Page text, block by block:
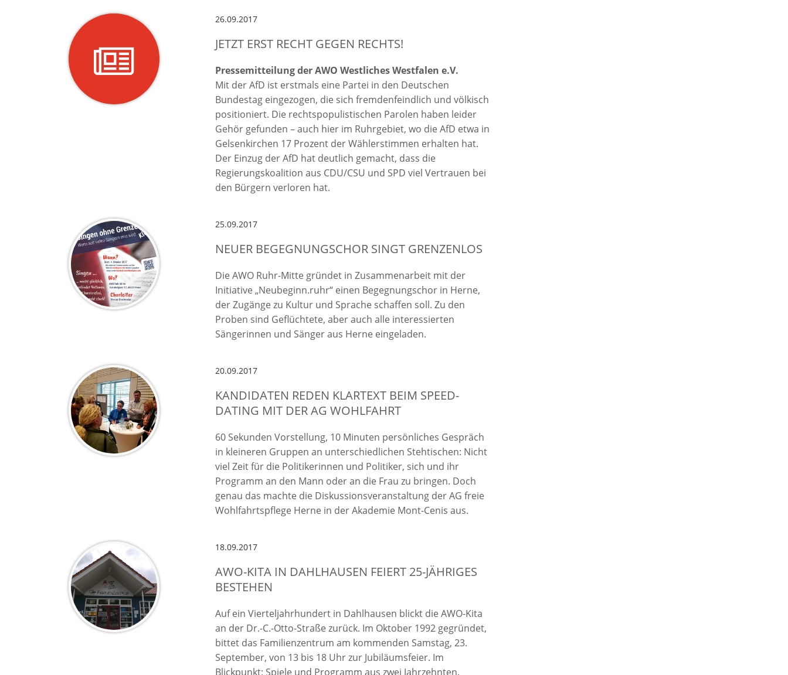
26.09.2017
JETZT ERST RECHT GEGEN RECHTS!
Pressemitteilung der AWO Westliches Westfalen e.V.
Mit der AfD ist erstmals eine Partei in den Deutschen
Bundestag eingezogen, die sich fremdenfeindlich und völkisch
positioniert. Die rechtspopulistischen Parolen haben leider
Gehör gefunden – auch hier im Ruhrgebiet, wo die AfD etwa in
Gelsenkirchen 17 Prozent der Wählerstimmen erhalten hat.
Der Einzug der AfD hat deutlich gemacht, dass die
Regierungskoalition aus CDU/CSU und SPD viel Vertrauen bei
den Bürgern verloren hat.
25.09.2017
NEUER BEGEGNUNGSCHOR SINGT GRENZENLOS
Die AWO Ruhr-Mitte gründet in Zusammenarbeit mit der
Initiative „Neubeginn.ruhr“ einen Begegnungschor in Herne,
der Zugänge zu Kultur und Sprache schaffen soll. Zu den
Proben sind Geflüchtete, aber auch alle interessierten
Sängerinnen und Sänger aus Herne eingeladen.
20.09.2017
KANDIDATEN REDEN KLARTEXT BEIM SPEED-
DATING MIT DER AG WOHLFAHRT
60 Sekunden Vorstellung, 10 Minuten persönliches Gespräch
in kleineren Gruppen an unterschiedlichen Stehtischen: Nicht
viel Zeit für die Politikerinnen und Politiker, sich und ihr
Programm an den Mann oder an die Frau zu bringen. Doch
genau das machte die Diskussionsveranstaltung der AG freie
Wohlfahrtspflege Herne in der Akademie Mont-Cenis aus.
18.09.2017
AWO-KITA IN DAHLHAUSEN FEIERT 25-JÄHRIGES
BESTEHEN
Auf ein Vierteljahrhundert in Dahlhausen blickt die AWO-Kita
an der Dr.-C.-Otto-Straße zurück. Im Oktober 1992 gegründet,
bittet das Familienzentrum am kommenden Samstag, 23.
September, von 13 bis 18 Uhr zur Jubiläumsfeier. Im
Blickpunkt: Spiele und Programm aus zwei Jahrzehnten.